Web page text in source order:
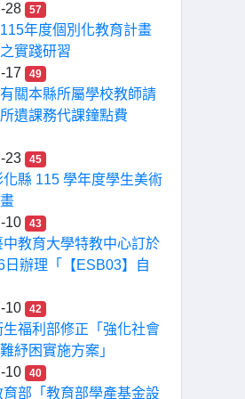
28 57
年度個別化教育計畫
實踐研習
17
49
關本縣所屬學校教師請
遺課務代課鐘點費
23
45
化縣 115 學年度學生美術
10
43
中教育大學特教中心訂於
日辦理「【ESB03】自
10
42
生福利部修正「強化社會
紓困實施方案」
10
40
育部「教育部學產基金設